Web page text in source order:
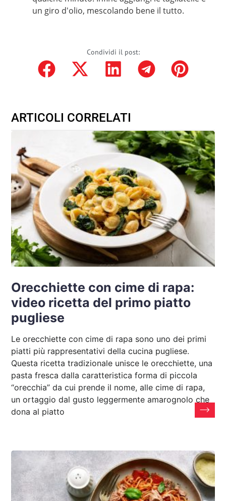
un giro d'olio, mescolando bene il tutto.
Condividi il post:
ARTICOLI CORRELATI
Orecchiette con cime di rapa:
video ricetta del primo piatto
pugliese
Le orecchiette con cime di rapa sono uno dei primi
piatti più rappresentativi della cucina pugliese.
Questa ricetta tradizionale unisce le orecchiette, una
pasta fresca dalla caratteristica forma di piccola
“orecchia” da cui prende il nome, alle cime di rapa,
un ortaggio dal gusto leggermente amarognolo che
dona al piatto